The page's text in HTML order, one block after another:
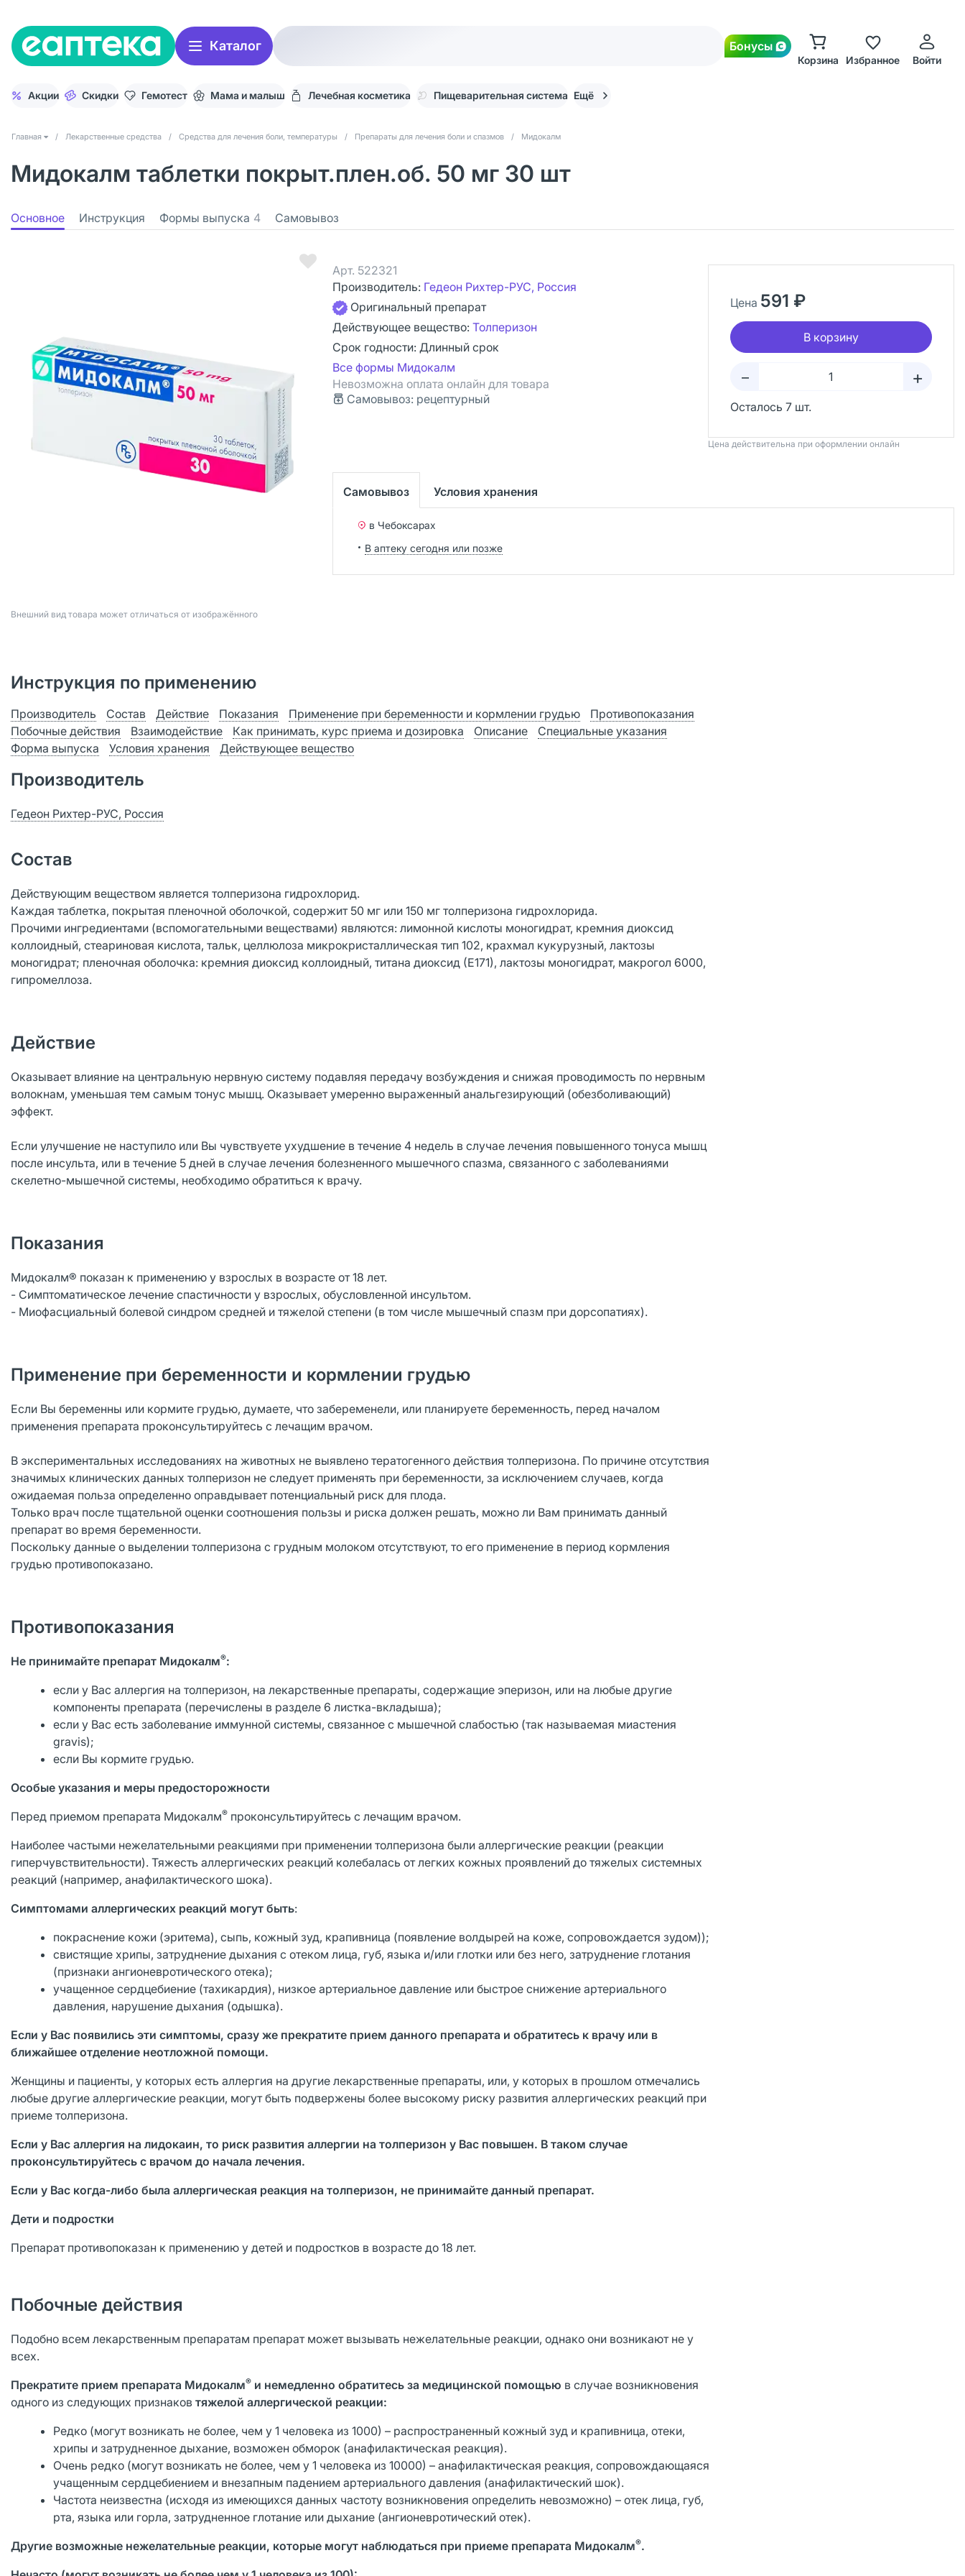
Каталог Бонусы
Корзина Избранное Войти
Акции Скидки Гемотест Мама и малыш Лечебная косметика Пищеварительная система Ещё
Главная / Лекарственные средства / Средства для лечения боли, температуры / Препараты для лечения боли и спазмов / Мидокалм
Мидокалм таблетки покрыт.плен.об. 50 мг 30 шт
Основное Инструкция Формы выпуска 4 Самовывоз
Bнешний вид товара может отличаться от изображённого
Арт. 522321
Производитель: Гедеон Рихтер-РУС, Россия
Оригинальный препарат
Действующее вещество: Толперизон
Срок годности: Длинный срок
Все формы Мидокалм
Невозможна оплата онлайн для товара
Самовывоз: рецептурный
Цена 591 ₽
В корзину
– +
Осталось 7 шт.
Цена действительна при оформлении онлайн
Самовывоз Условия хранения
в Чебоксарах
В аптеку сегодня или позже
Инструкция по применению
Производитель Состав Действие Показания Применение при беременности и кормлении грудью
Противопоказания
Побочные действия
Взаимодействие Как принимать, курс приема и дозировка Описание
Специальные указания
Форма выпуска
Условия хранения Действующее вещество
Производитель
Гедеон Рихтер-РУС, Россия
Состав
Действующим веществом является толперизона гидрохлорид.
Каждая таблетка, покрытая пленочной оболочкой, содержит 50 мг или 150 мг толперизона гидрохлорида.
Прочими ингредиентами (вспомогательными веществами) являются: лимонной кислоты моногидрат, кремния диоксид
коллоидный, стеариновая кислота, тальк, целлюлоза микрокристаллическая тип 102, крахмал кукурузный, лактозы
моногидрат; пленочная оболочка: кремния диоксид коллоидный, титана диоксид (Е171), лактозы моногидрат, макрогол 6000,
гипромеллоза.
Действие
Оказывает влияние на центральную нервную систему подавляя передачу возбуждения и снижая проводимость по нервным
волокнам, уменьшая тем самым тонус мышц. Оказывает умеренно выраженный анальгезирующий (обезболивающий)
эффект.
Если улучшение не наступило или Вы чувствуете ухудшение в течение 4 недель в случае лечения повышенного тонуса мышц
после инсульта, или в течение 5 дней в случае лечения болезненного мышечного спазма, связанного с заболеваниями
скелетно-мышечной системы, необходимо обратиться к врачу.
Показания
Мидокалм® показан к применению у взрослых в возрасте от 18 лет.
- Симптоматическое лечение спастичности у взрослых, обусловленной инсультом.
- Миофасциальный болевой синдром средней и тяжелой степени (в том числе мышечный спазм при дорсопатиях).
Применение при беременности и кормлении грудью
Если Вы беременны или кормите грудью, думаете, что забеременели, или планируете беременность, перед началом
применения препарата проконсультируйтесь с лечащим врачом.
В экспериментальных исследованиях на животных не выявлено тератогенного действия толперизона. По причине отсутствия
значимых клинических данных толперизон не следует применять при беременности, за исключением случаев, когда
ожидаемая польза определенно оправдывает потенциальный риск для плода.
Только врач после тщательной оценки соотношения пользы и риска должен решать, можно ли Вам принимать данный
препарат во время беременности.
Поскольку данные о выделении толперизона с грудным молоком отсутствуют, то его применение в период кормления
грудью противопоказано.
Противопоказания
Не принимайте препарат Мидокалм®:
если у Вас аллергия на толперизон, на лекарственные препараты, содержащие эперизон, или на любые другие
компоненты препарата (перечислены в разделе 6 листка-вкладыша);
если у Вас есть заболевание иммунной системы, связанное с мышечной слабостью (так называемая миастения
gravis);
если Вы кормите грудью.
Особые указания и меры предосторожности
Перед приемом препарата Мидокалм® проконсультируйтесь с лечащим врачом.
Наиболее частыми нежелательными реакциями при применении толперизона были аллергические реакции (реакции
гиперчувствительности). Тяжесть аллергических реакций колебалась от легких кожных проявлений до тяжелых системных
реакций (например, анафилактического шока).
Симптомами аллергических реакций могут быть:
покраснение кожи (эритема), сыпь, кожный зуд, крапивница (появление волдырей на коже, сопровождается зудом));
свистящие хрипы, затруднение дыхания с отеком лица, губ, языка и/или глотки или без него, затруднение глотания
(признаки ангионевротического отека);
учащенное сердцебиение (тахикардия), низкое артериальное давление или быстрое снижение артериального
давления, нарушение дыхания (одышка).
Если у Вас появились эти симптомы, сразу же прекратите прием данного препарата и обратитесь к врачу или в
ближайшее отделение неотложной помощи.
Женщины и пациенты, у которых есть аллергия на другие лекарственные препараты, или, у которых в прошлом отмечались
любые другие аллергические реакции, могут быть подвержены более высокому риску развития аллергических реакций при
приеме толперизона.
Если у Вас аллергия на лидокаин, то риск развития аллергии на толперизон у Вас повышен. В таком случае
проконсультируйтесь с врачом до начала лечения.
Если у Вас когда-либо была аллергическая реакция на толперизон, не принимайте данный препарат.
Дети и подростки
Препарат противопоказан к применению у детей и подростков в возрасте до 18 лет.
Побочные действия
Подобно всем лекарственным препаратам препарат может вызывать нежелательные реакции, однако они возникают не у
всех.
Прекратите прием препарата Мидокалм® и немедленно обратитесь за медицинской помощью в случае возникновения
одного из следующих признаков тяжелой аллергической реакции:
Редко (могут возникать не более, чем у 1 человека из 1000) – распространенный кожный зуд и крапивница, отеки,
хрипы и затрудненное дыхание, возможен обморок (анафилактическая реакция).
Очень редко (могут возникать не более, чем у 1 человека из 10000) – анафилактическая реакция, сопровождающаяся
учащенным сердцебиением и внезапным падением артериального давления (анафилактический шок).
Частота неизвестна (исходя из имеющихся данных частоту возникновения определить невозможно) – отек лица, губ,
рта, языка или горла, затрудненное глотание или дыхание (ангионевротический отек).
Другие возможные нежелательные реакции, которые могут наблюдаться при приеме препарата Мидокалм®.